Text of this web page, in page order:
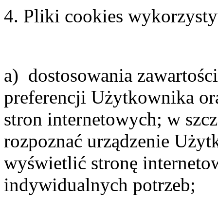
4. Pliki cookies
a) dostosowania
preferencji Użytkownika
stron internetowych; w
rozpoznać urządzenie
wyświetlić stronę
indywidualnych potrzeb;